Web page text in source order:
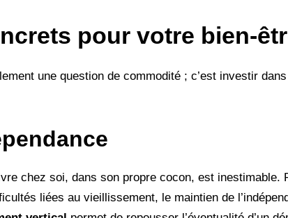
pour votre bien-
une question de commodité ; c’est investir
chez soi, dans son propre cocon, est inestimable.
liées au vieillissement, le maintien de